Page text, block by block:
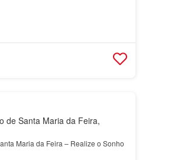
de Santa Maria da Feira,
Maria da Feira – Realize o Sonho